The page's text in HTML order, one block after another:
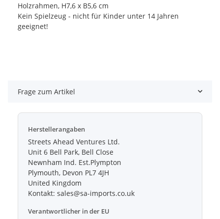
Holzrahmen, H7,6 x B5,6 cm
Kein Spielzeug - nicht für Kinder unter 14 Jahren
geeignet!
Frage zum Artikel
Herstellerangaben
Streets Ahead Ventures Ltd.
Unit 6 Bell Park, Bell Close
Newnham Ind. Est.Plympton
Plymouth, Devon PL7 4JH
United Kingdom
Kontakt: sales@sa-imports.co.uk
Verantwortlicher in der EU